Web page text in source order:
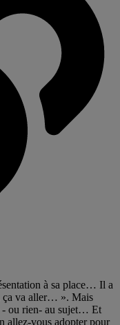
à sa place… Il a
ça va aller… ». Mais
- ou rien- au sujet… Et
allez-vous adopter pour